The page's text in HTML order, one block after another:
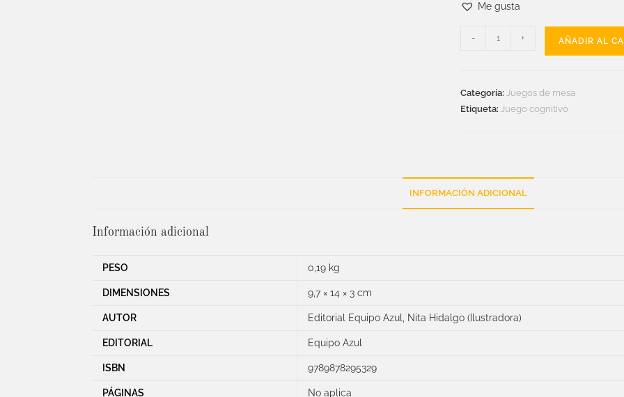
Me gusta
- + AÑADIR AL
Categoría:Juegos de mesa
Etiqueta:Juego cognitivo
INFORMACIÓN ADICIONAL
Información adicional
PESO 0,19 kg
DIMENSIONES 9,7 × 14 × 3 cm
AUTOR Editorial Equipo Azul Nita Hidalgo (Ilustradora)
EDITORIAL Equipo Azul
ISBN 9789878295329
PÁGINAS No aplica